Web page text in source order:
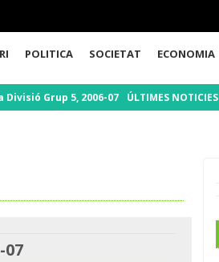
POLITICA SOCIETAT ECONOMIA
Divisió Grup 5, 2006-07 ÚLTIMES NOTICIES